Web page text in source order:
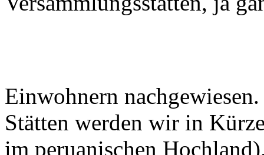
Stätten werden wir in
im peruanischen